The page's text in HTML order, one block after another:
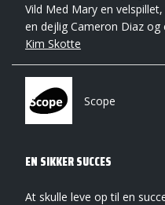
Vild Med Mary en
en dejlig Cameron Diaz
Kim Skotte
Scope
EN SIKKER SUCCES
At skulle leve op til en